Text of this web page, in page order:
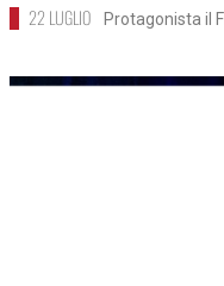
22 LUGLIO Protagonista il